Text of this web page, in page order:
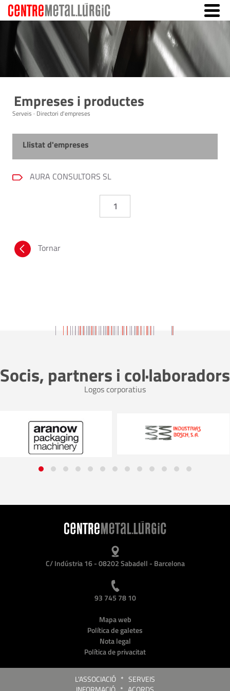
Empreses i productes
Serveis · Directori d'empreses
Llistat d'empreses
AURA CONSULTORS SL
1
Tornar
Socis, partners i col·laboradors
Logos corporatius
C/ Indústria 16 - 08202 Sabadell - Barcelona
93 745 78 10
Mapa web
Política de galetes
Nota legal
Política de privacitat
L'ASSOCIACIÓ * SERVEIS